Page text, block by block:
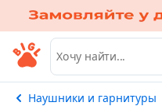
Наушники и гарнитуры